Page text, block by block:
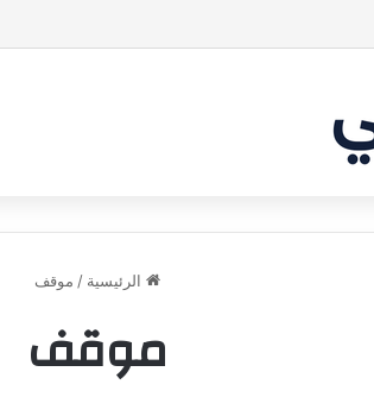
من أن يقنع الشاركس | #شارك تانك لعراق
الرئيسية / موقف
موقف